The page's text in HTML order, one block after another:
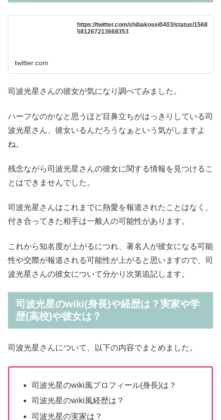
https://twitter.com/shibakosei0403/status/1568
581267213668353
twitter.com
司波光星さんの彼女が気になり調べてみました。
ハーフなのかなと思うほど目鼻立ちがはっきりしている司
波光星さん、彼女いるんだろうなぁという気がしますよ
ね。
残念ながら司波光星さんの彼女に関する情報を見つけるこ
とはできませんでした。
司波光星さんはこれまでに熱愛を報道されたことはなく、
付き合ってきた相手は一般人の可能性があります。
これから知名度が上がるにつれ、著名人が彼女になる可能
性や交際が報道される可能性が上がると思いますので、司
波光星さんの彼女について分かり次第追記します。
司波光星のwiki(身長)や経歴は？実家や学
歴(高校)や彼女は？
司波光星さんについて、以下の内容でまとめました。
司波光星のwiki風プロフィール(身長)は？
司波光星のwiki風経歴は？
司波光星の実家は？